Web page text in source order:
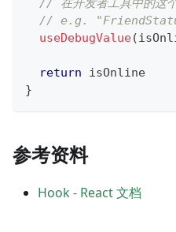
// 在开发者工具中的这
// e.g.
useDebugValue(
return isOnline
}
参考资料
Hook - React 文档